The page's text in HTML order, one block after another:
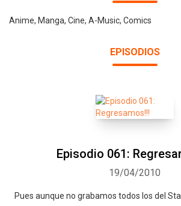
Anime, Manga, Cine, A-Music, Comics
EPISODIOS
Episodio 061:
19/04/2010
Pues aunque no grabamos todos los del